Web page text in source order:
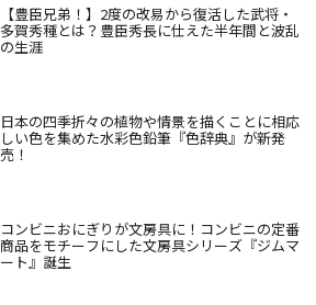
【豊臣兄弟！】2度の改易から復活した武将・
多賀秀種とは？豊臣秀長に仕えた半年間と波乱
の生涯
日本の四季折々の植物や情景を描くことに相応
しい色を集めた水彩色鉛筆『色辞典』が新発
売！
コンビニおにぎりが文房具に！コンビニの定番
商品をモチーフにした文房具シリーズ『ジムマ
ート』誕生